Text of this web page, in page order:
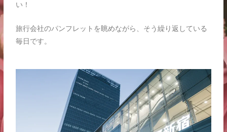
い！
旅行会社のパンフレットを眺めながら、そう繰り返している
毎日です。